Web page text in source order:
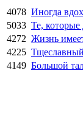
4078 Иногда
5033 Те, которые
4272 Жизнь
4225 Тщеславный
4149 Большой